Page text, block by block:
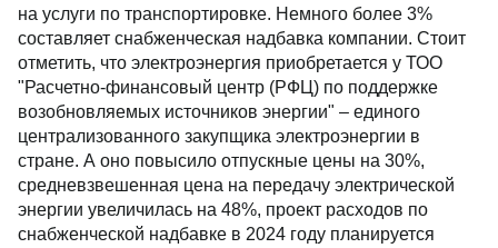
на услуги по транспортировке. Немного более 3%
составляет снабженческая надбавка компании. Стоит
отметить, что электроэнергия приобретается у ТОО
"Расчетно-финансовый центр (РФЦ) по поддержке
возобновляемых источников энергии" – единого
централизованного закупщика электроэнергии в
стране. А оно повысило отпускные цены на 30%,
средневзвешенная цена на передачу электрической
энергии увеличилась на 48%, проект расходов по
снабженческой надбавке в 2024 году планируется